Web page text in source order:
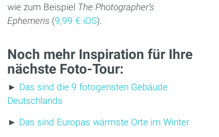
wie zum Beispiel The Photographer’s
Ephemeris (9,99 € iOS).
Noch mehr Inspiration für Ihre
nächste Foto-Tour:
► Das sind die 9 fotogensten Gebäude
Deutschlands
► Das sind Europas wärmste Orte im Winter